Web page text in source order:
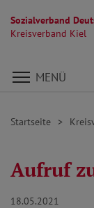
Sozialverband
Kreisverband Kiel
Direkt zu den
MENÜ
Startseite
Aufruf
18.05.2021